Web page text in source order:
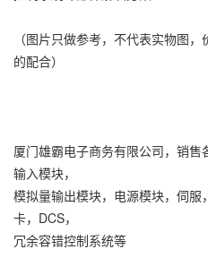
（图片只做参考，不代表实物图
的配合）
厦门雄霸电子商务有限公司，销
输入模块，
模拟量输出模块，电源模块，伺
卡，DCS，
冗余容错控制系统等